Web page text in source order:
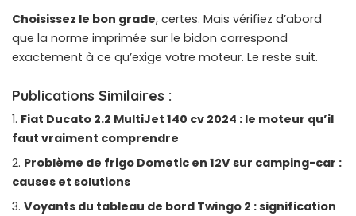
Choisissez le bon grade, certes. Mais vérifiez d’abord
que la norme imprimée sur le bidon correspond
exactement à ce qu’exige votre moteur. Le reste suit.
Publications Similaires :
Fiat Ducato 2.2 MultiJet 140 cv 2024 : le moteur qu’il
faut vraiment comprendre
Problème de frigo Dometic en 12V sur camping-car :
causes et solutions
Voyants du tableau de bord Twingo 2 : signification